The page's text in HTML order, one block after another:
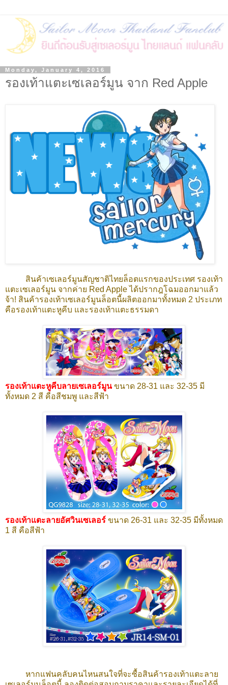
Monday, January 4, 2016
รองเท้าแตะเซเลอร์มูน จาก Red Apple
สินค้าเซเลอร์มูนสัญชาติไทยล็อตแรกของประเทศ รองเท้า
แตะเซเลอร์มูน จากค่าย Red Apple ได้ปรากฎโฉมออกมาแล้ว
จ้า! สินค้ารองเท้าเซเลอร์มูนล็อตนี้ผลิตออกมาทั้งหมด 2 ประเภท
คือรองเท้าแตะหูคีบ และรองเท้าแตะธรรมดา
รองเท้าแตะหูคีบลายเซเลอร์มูน ขนาด 28-31 และ 32-35 มี
ทั้งหมด 2 สี คือสีชมพู และสีฟ้า
รองเท้าแตะลายอัศวินเซเลอร์ ขนาด 26-31 และ 32-35 มีทั้งหมด
1 สี คือสีฟ้า
หากแฟนคลับคนไหนสนใจที่จะซื้อสินค้ารองเท้าแตะลาย